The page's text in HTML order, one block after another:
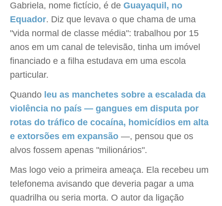
Gabriela, nome fictício, é de Guayaquil, no
Equador. Diz que levava o que chama de uma
"vida normal de classe média": trabalhou por 15
anos em um canal de televisão, tinha um imóvel
financiado e a filha estudava em uma escola
particular.
Quando leu as manchetes sobre a escalada da
violência no país — gangues em disputa por
rotas do tráfico de cocaína, homicídios em alta
e extorsões em expansão —, pensou que os
alvos fossem apenas "milionários".
Mas logo veio a primeira ameaça. Ela recebeu um
telefonema avisando que deveria pagar a uma
quadrilha ou seria morta. O autor da ligação